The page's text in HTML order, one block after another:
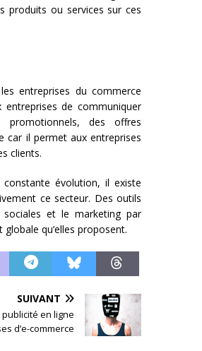
produits ou services sur ces
entreprises du commerce
de communiquer
des offres
car il permet aux entreprises
clients.
évolution, il existe
ce secteur. Des outils
sociales et le marketing par
qu’elles proposent.
SUIVANT
en ligne
d’e-commerce